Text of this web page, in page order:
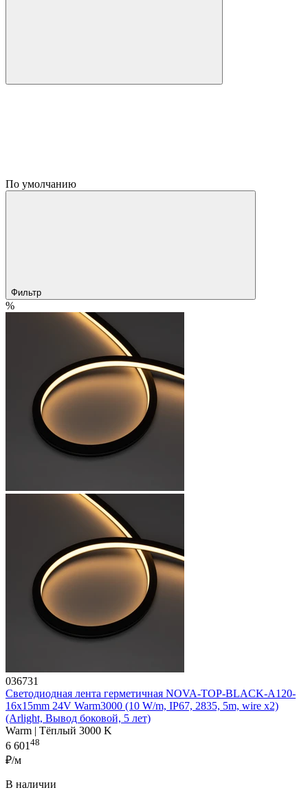
По умолчанию
Фильтр
%
036731
Светодиодная лента герметичная NOVA-TOP-BLACK-A120-
16x15mm 24V Warm3000 (10 W/m, IP67, 2835, 5m, wire x2)
(Arlight, Вывод боковой, 5 лет)
Warm | Тёплый 3000 K
6 60148
₽/м
В наличии